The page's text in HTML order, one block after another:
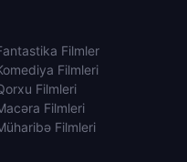
Filmler
Filmleri
Filmleri
Filmleri
Filmleri